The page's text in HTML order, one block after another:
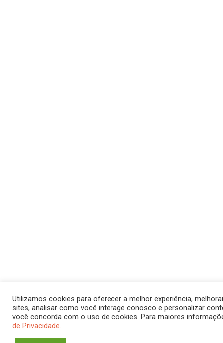
Utilizamos cookies para oferecer a melhor experiência,
sites, analisar como você interage conosco e personalizar
você concorda com o uso de cookies. Para maiores
de Privacidade.